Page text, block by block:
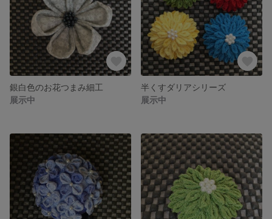
銀白色のお花つまみ細工
展示中
半くすダリアシリーズ
展示中